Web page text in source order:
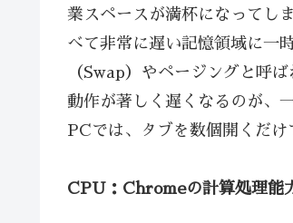
業スペースが満杯になってし
べて非常に遅い記憶領域に一
（Swap）やページングと呼
動作が著しく遅くなるのが、
PCでは、タブを数個開くだけ
CPU：Chromeの計算処理能